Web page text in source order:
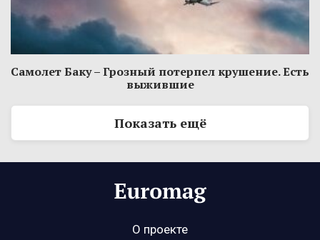
Самолет Баку – Грозный потерпел крушение. Есть
выжившие
Показать ещё
О проекте